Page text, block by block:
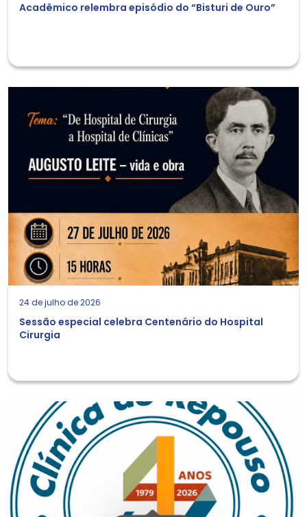
Acadêmico relembra episódio do “Bisturi de Ouro”
24 de julho de 2026
Sessão especial celebra Centenário do Hospital
Cirurgia